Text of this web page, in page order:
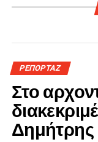
ΡΕΠΟΡΤΑΖ
Στο